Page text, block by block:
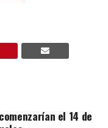
el 14 de